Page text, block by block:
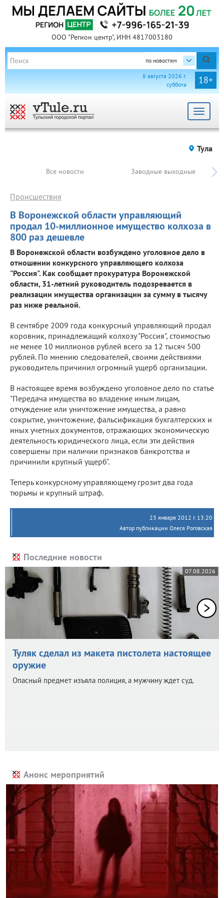
ООО "Регион центр", ИНН 4817003180
по новостям
18+
8 августа 2026 г.
суббота
Toggle
Тула
Все новости Заводные выходные
В Воронежской области управляющий
продал 10-миллионное имущество колхоза в
800 раз дешевле
Происшествия
В Воронежской области возбуждено уголовное дело в
отношении конкурсного управляющего колхоза
"Россия". Как сообщает прокуратура Воронежской
области, 31-летний руководитель подозревается в
реализации имущества организации за сумму в тысячу
раз ниже реальной.
В сентябре 2009 года конкурсный управляющий продал
коровник, принадлежащий колхозу "Россия", стоимостью
не менее 10 миллионов рублей всего за 12 тысяч 500
рублей. По мнению следователей, своими действиями
руководитель причинил огромный ущерб организации.
В настоящее время возбуждено уголовное дело по статье
"Передача имущества во владение иным лицам,
отчуждение или уничтожение имущества, а равно
сокрытие, уничтожение, фальсификация бухгалтерских и
иных учетных документов, отражающих экономическую
деятельность юридического лица, если эти действия
совершены при наличии признаков банкротства и
причинили крупный ущерб".
Теперь конкурсному управляющему грозит два года
тюрьмы и крупный штраф.
23 января 2012 г. 13:20
Автор публикации Олеся Роговская
Последние новости
07.08.2026
Туляк сделал из макета пистолета настоящее
оружие
Опасный предмет изъяла полиция, а мужчину ждет суд.
Анонс мероприятий